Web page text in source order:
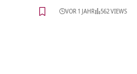
VOR 1 JAHR 562 VIEWS